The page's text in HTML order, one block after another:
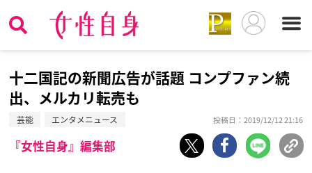
十二国記の新聞広告が話題 コンプファン続
出、メルカリ転売も
芸能 エンタメニュース 投稿日：2019/12/12 21:16
『女性自身』編集部